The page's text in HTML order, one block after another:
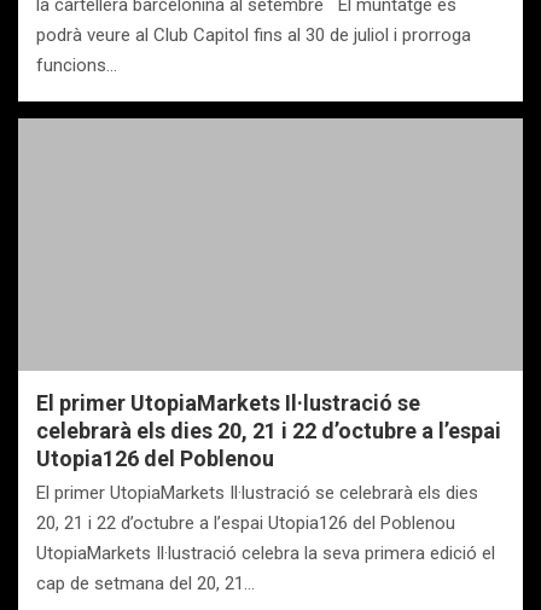
la cartellera barcelonina al setembre El muntatge es
podrà veure al Club Capitol fins al 30 de juliol i prorroga
funcions…
El primer UtopiaMarkets Il·lustració se
celebrarà els dies 20, 21 i 22 d’octubre a l’espai
Utopia126 del Poblenou
El primer UtopiaMarkets Il·lustració se celebrarà els dies
20, 21 i 22 d’octubre a l’espai Utopia126 del Poblenou
UtopiaMarkets Il·lustració celebra la seva primera edició el
cap de setmana del 20, 21…